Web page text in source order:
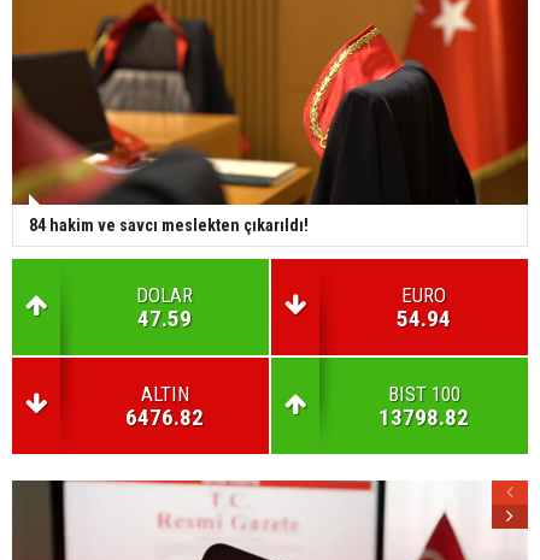
84 hakim ve savcı meslekten çıkarıldı!
DOLAR
47.59
EURO
54.94
ALTIN
6476.82
BIST 100
13798.82